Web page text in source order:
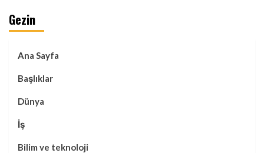
Gezin
Ana Sayfa
Başlıklar
Dünya
İş
Bilim ve teknoloji